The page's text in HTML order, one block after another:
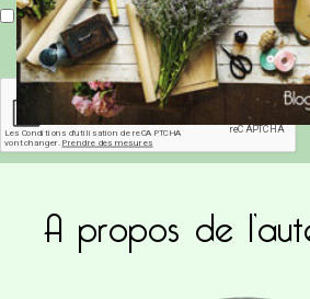
Enregistrer mon nom, mon e-mail et mon site dans le
Ce site utilise Akismet pour
commentaires sont traitées
A propos de